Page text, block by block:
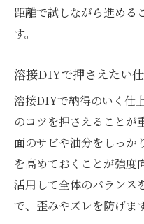
距離で試しながら進める
す。
溶接DIYで押さえたい
溶接DIYで納得のいく仕
のコツを押さえることが
面のサビや油分をしっか
を高めておくことが強度
活用して全体のバランス
で、歪みやズレを防げます